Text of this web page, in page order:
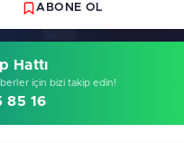
ABONE OL
Hattı
için bizi takip edin!
85 16